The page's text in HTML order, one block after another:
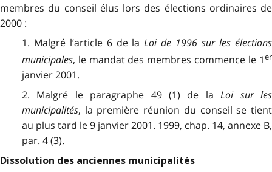
membres du conseil élus lors des élections ordinaires de
2000 :
1. Malgré l’article 6 de laLoi de 1996 sur les élections
municipales, le mandat des membres commence le 1er
janvier 2001.
2. Malgré le paragraphe 49 (1) de laLoi sur les
municipalités, la première réunion du conseil se tient
au plus tard le 9 janvier 2001. 1999, chap. 14, annexe B,
par. 4 (3).
Dissolution des anciennes municipalités